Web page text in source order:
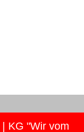
| KG "Wir vom